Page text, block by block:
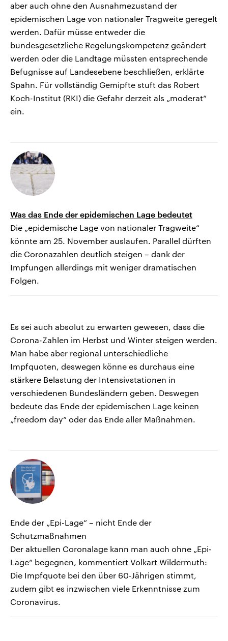
aber auch ohne den Ausnahmezustand der
epidemischen Lage von nationaler Tragweite geregelt
werden. Dafür müsse entweder die
bundesgesetzliche Regelungskompetenz geändert
werden oder die Landtage müssten entsprechende
Befugnisse auf Landesebene beschließen, erklärte
Spahn. Für vollständig Gemipfte stuft das Robert
Koch-Institut (RKI) die Gefahr derzeit als „moderat“
ein.
Was das Ende der epidemischen Lage bedeutet
Die „epidemische Lage von nationaler Tragweite“
könnte am 25. November auslaufen. Parallel dürften
die Coronazahlen deutlich steigen – dank der
Impfungen allerdings mit weniger dramatischen
Folgen.
Es sei auch absolut zu erwarten gewesen, dass die
Corona-Zahlen im Herbst und Winter steigen werden.
Man habe aber regional unterschiedliche
Impfquoten, deswegen könne es durchaus eine
stärkere Belastung der Intensivstationen in
verschiedenen Bundesländern geben. Deswegen
bedeute das Ende der epidemischen Lage keinen
„freedom day“ oder das Ende aller Maßnahmen.
Ende der „Epi-Lage“ – nicht Ende der
Schutzmaßnahmen
Der aktuellen Coronalage kann man auch ohne „Epi-
Lage“ begegnen, kommentiert Volkart Wildermuth:
Die Impfquote bei den über 60-Jährigen stimmt,
zudem gibt es inzwischen viele Erkenntnisse zum
Coronavirus.